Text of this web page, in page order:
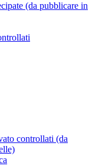
(da pubblicare in
controllati (da